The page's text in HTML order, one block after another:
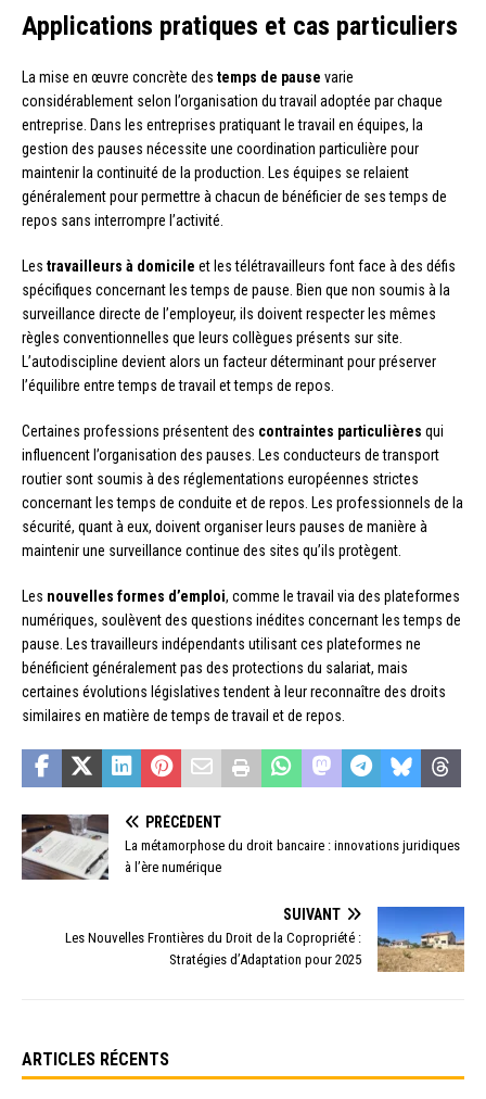
Applications pratiques et cas particuliers
La mise en œuvre concrète des temps de pause varie
considérablement selon l’organisation du travail adoptée par chaque
entreprise. Dans les entreprises pratiquant le travail en équipes, la
gestion des pauses nécessite une coordination particulière pour
maintenir la continuité de la production. Les équipes se relaient
généralement pour permettre à chacun de bénéficier de ses temps de
repos sans interrompre l’activité.
Les travailleurs à domicile et les télétravailleurs font face à des défis
spécifiques concernant les temps de pause. Bien que non soumis à la
surveillance directe de l’employeur, ils doivent respecter les mêmes
règles conventionnelles que leurs collègues présents sur site.
L’autodiscipline devient alors un facteur déterminant pour préserver
l’équilibre entre temps de travail et temps de repos.
Certaines professions présentent des contraintes particulières qui
influencent l’organisation des pauses. Les conducteurs de transport
routier sont soumis à des réglementations européennes strictes
concernant les temps de conduite et de repos. Les professionnels de la
sécurité, quant à eux, doivent organiser leurs pauses de manière à
maintenir une surveillance continue des sites qu’ils protègent.
Les nouvelles formes d’emploi, comme le travail via des plateformes
numériques, soulèvent des questions inédites concernant les temps de
pause. Les travailleurs indépendants utilisant ces plateformes ne
bénéficient généralement pas des protections du salariat, mais
certaines évolutions législatives tendent à leur reconnaître des droits
similaires en matière de temps de travail et de repos.
PRÉCÉDENT
La métamorphose du droit bancaire : innovations juridiques
à l’ère numérique
SUIVANT
Les Nouvelles Frontières du Droit de la Copropriété :
Stratégies d’Adaptation pour 2025
ARTICLES RÉCENTS